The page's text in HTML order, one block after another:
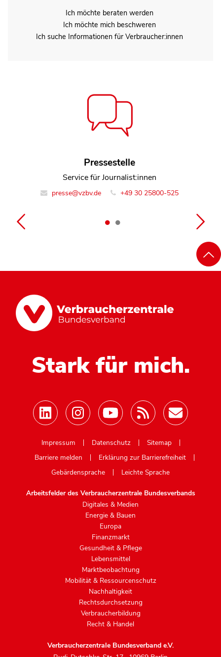
Ich möchte beraten werden
Ich möchte mich beschweren
Ich suche Informationen für Verbraucher:innen
Pressestelle
Service für Journalist:innen
presse@vzbv.de +49 30 25800-525
Peter Gerlicher
Referent Team Marktbeobachtung Digitales
info@vzbv.de +49 30 25800-0
Stark für mich.
Impressum
Datenschutz
Sitemap
Barriere melden
Erklärung zur Barrierefreiheit
Gebärdensprache
Leichte Sprache
Arbeitsfelder des Verbraucherzentrale Bundesverbands
Digitales & Medien
Energie & Bauen
Europa
Finanzmarkt
Gesundheit & Pflege
Lebensmittel
Marktbeobachtung
Mobilität & Ressourcenschutz
Nachhaltigkeit
Rechtsdurchsetzung
Verbraucherbildung
Recht & Handel
Verbraucherzentrale Bundesverband e.V.